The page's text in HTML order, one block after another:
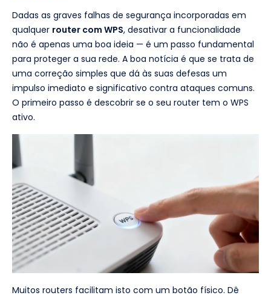
Dadas as graves falhas de segurança incorporadas em
qualquer router com WPS, desativar a funcionalidade
não é apenas uma boa ideia — é um passo fundamental
para proteger a sua rede. A boa notícia é que se trata de
uma correção simples que dá às suas defesas um
impulso imediato e significativo contra ataques comuns.
O primeiro passo é descobrir se o seu router tem o WPS
ativo.
Muitos routers facilitam isto com um botão físico. Dê